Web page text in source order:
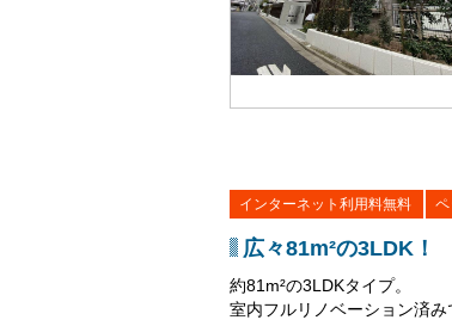
インターネット利用料無料
広々81m²の3LDK！
約81m²の3LDKタイプ。
室内フルリノベーション済み